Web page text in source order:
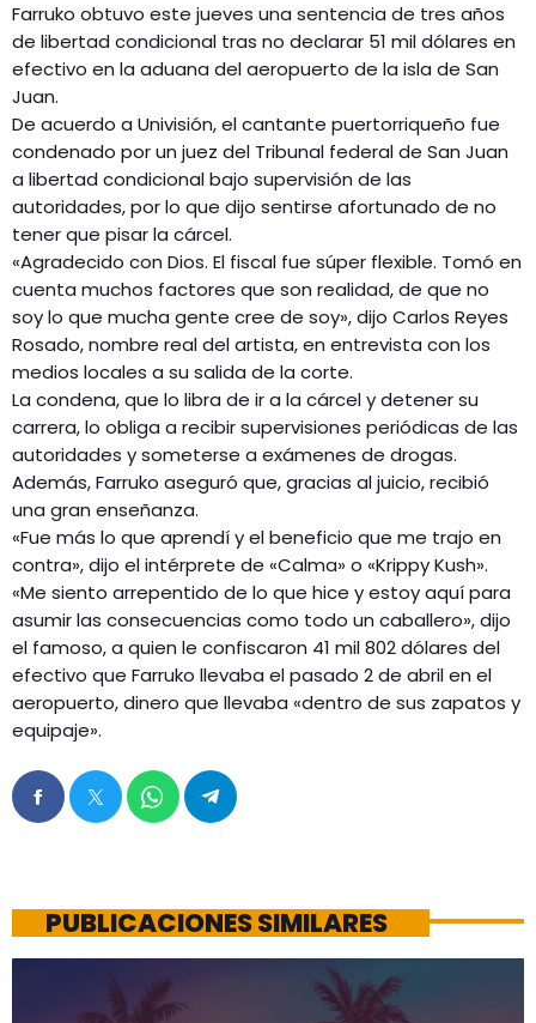
Farruko obtuvo este jueves una sentencia de tres años
de libertad condicional tras no declarar 51 mil dólares en
efectivo en la aduana del aeropuerto de la isla de San
Juan.
De acuerdo a Univisión, el cantante puertorriqueño fue
condenado por un juez del Tribunal federal de San Juan
a libertad condicional bajo supervisión de las
autoridades, por lo que dijo sentirse afortunado de no
tener que pisar la cárcel.
«Agradecido con Dios. El fiscal fue súper flexible. Tomó en
cuenta muchos factores que son realidad, de que no
soy lo que mucha gente cree de soy», dijo Carlos Reyes
Rosado, nombre real del artista, en entrevista con los
medios locales a su salida de la corte.
La condena, que lo libra de ir a la cárcel y detener su
carrera, lo obliga a recibir supervisiones periódicas de las
autoridades y someterse a exámenes de drogas.
Además, Farruko aseguró que, gracias al juicio, recibió
una gran enseñanza.
«Fue más lo que aprendí y el beneficio que me trajo en
contra», dijo el intérprete de «Calma» o «Krippy Kush».
«Me siento arrepentido de lo que hice y estoy aquí para
asumir las consecuencias como todo un caballero», dijo
el famoso, a quien le confiscaron 41 mil 802 dólares del
efectivo que Farruko llevaba el pasado 2 de abril en el
aeropuerto, dinero que llevaba «dentro de sus zapatos y
equipaje».
PUBLICACIONES SIMILARES